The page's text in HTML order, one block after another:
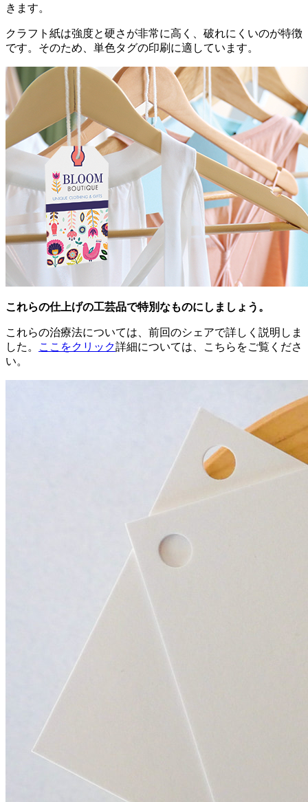
きます。
クラフト紙は強度と硬さが非常に高く、破れにくいのが特徴
です。そのため、単色タグの印刷に適しています。
これらの仕上げの工芸品で特別なものにしましょう。
これらの治療法については、前回のシェアで詳しく説明しま
した。
ここをクリック詳細については、こちらをご覧くださ
い。